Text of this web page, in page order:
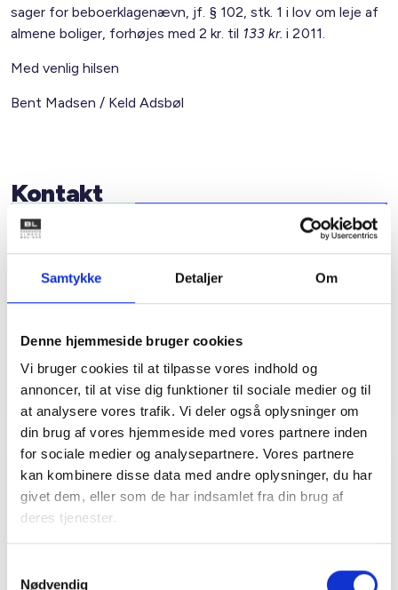
Samtykke Detaljer Om
Denne hjemmeside bruger cookies
Vi bruger cookies til at tilpasse vores indhold og
annoncer, til at vise dig funktioner til sociale medier og til
at analysere vores trafik. Vi deler også oplysninger om
din brug af vores hjemmeside med vores partnere inden
for sociale medier og analysepartnere. Vores partnere
kan kombinere disse data med andre oplysninger, du har
givet dem, eller som de har indsamlet fra din brug af
deres tjenester.
Nødvendig
sager for beboerklagenævn, jf. § 102, stk. 1 i lov om leje af
almene boliger, forhøjes med 2 kr. til 133 kr. i 2011.
Med venlig hilsen
Bent Madsen / Keld Adsbøl
Kontakt
Adm. direktør
Tlf: 28 88 18 77
Relateret indhold Viden
Nye krav om fjernaflæste målere – alle